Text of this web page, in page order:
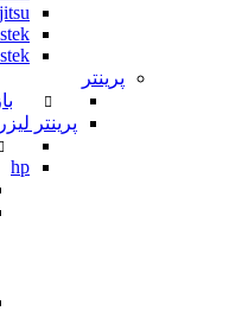
پرینتر
پرینتر
hp